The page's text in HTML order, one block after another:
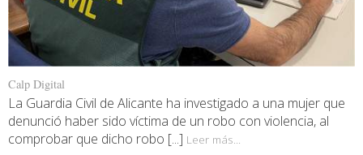
Calp Digital
La Guardia Civil de Alicante ha investigado a una mujer que
denunció haber sido víctima de un robo con violencia, al
comprobar que dicho robo [...] Leer más...